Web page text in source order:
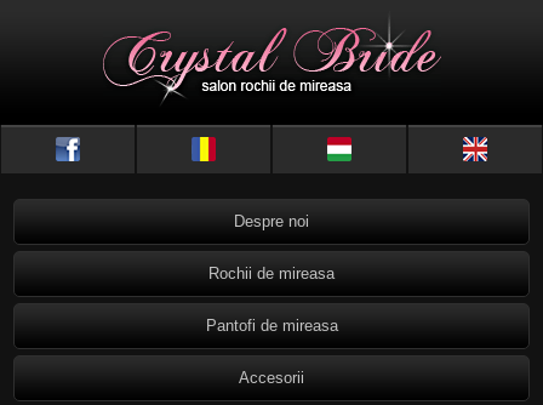
Despre noi
Rochii de mireasa
Pantofi de mireasa
Accesorii